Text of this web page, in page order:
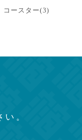
コースター(3)
。